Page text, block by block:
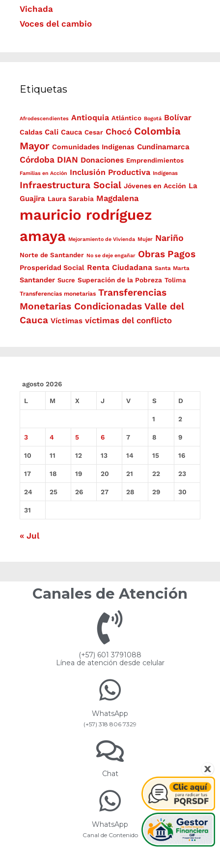
Vichada
Voces del cambio
Etiquetas
Afrodescendientes Antioquia Atlántico Bogotá Bolívar
Caldas Cali Cauca Cesar Chocó Colombia
Mayor Comunidades Indígenas Cundinamarca
Córdoba DIAN Donaciones Emprendimientos
Familias en Acción Inclusión Productiva Indígenas
Infraestructura Social Jóvenes en Acción La
Guajira Laura Sarabia Magdalena
mauricio rodríguez
amaya Mejoramiento de Vivienda Mujer Nariño
Norte de Santander No se deje engañar Obras Pagos
Prosperidad Social Renta Ciudadana Santa Marta
Santander Sucre Superación de la Pobreza Tolima
Transferencias monetarias Transferencias
Monetarias Condicionadas Valle del
Cauca Víctimas víctimas del conflicto
agosto 2026
L M X J V S D
1 2
3 4 5 6 7 8 9
10 11 12 13 14 15 16
17 18 19 20 21 22 23
24 25 26 27 28 29 30
31
« Jul
Canales de Atención
(+57) 601 3791088
Línea de atención desde celular
WhatsApp
(+57) 318 806 7329
Chat
WhatsApp
Canal de Contenido